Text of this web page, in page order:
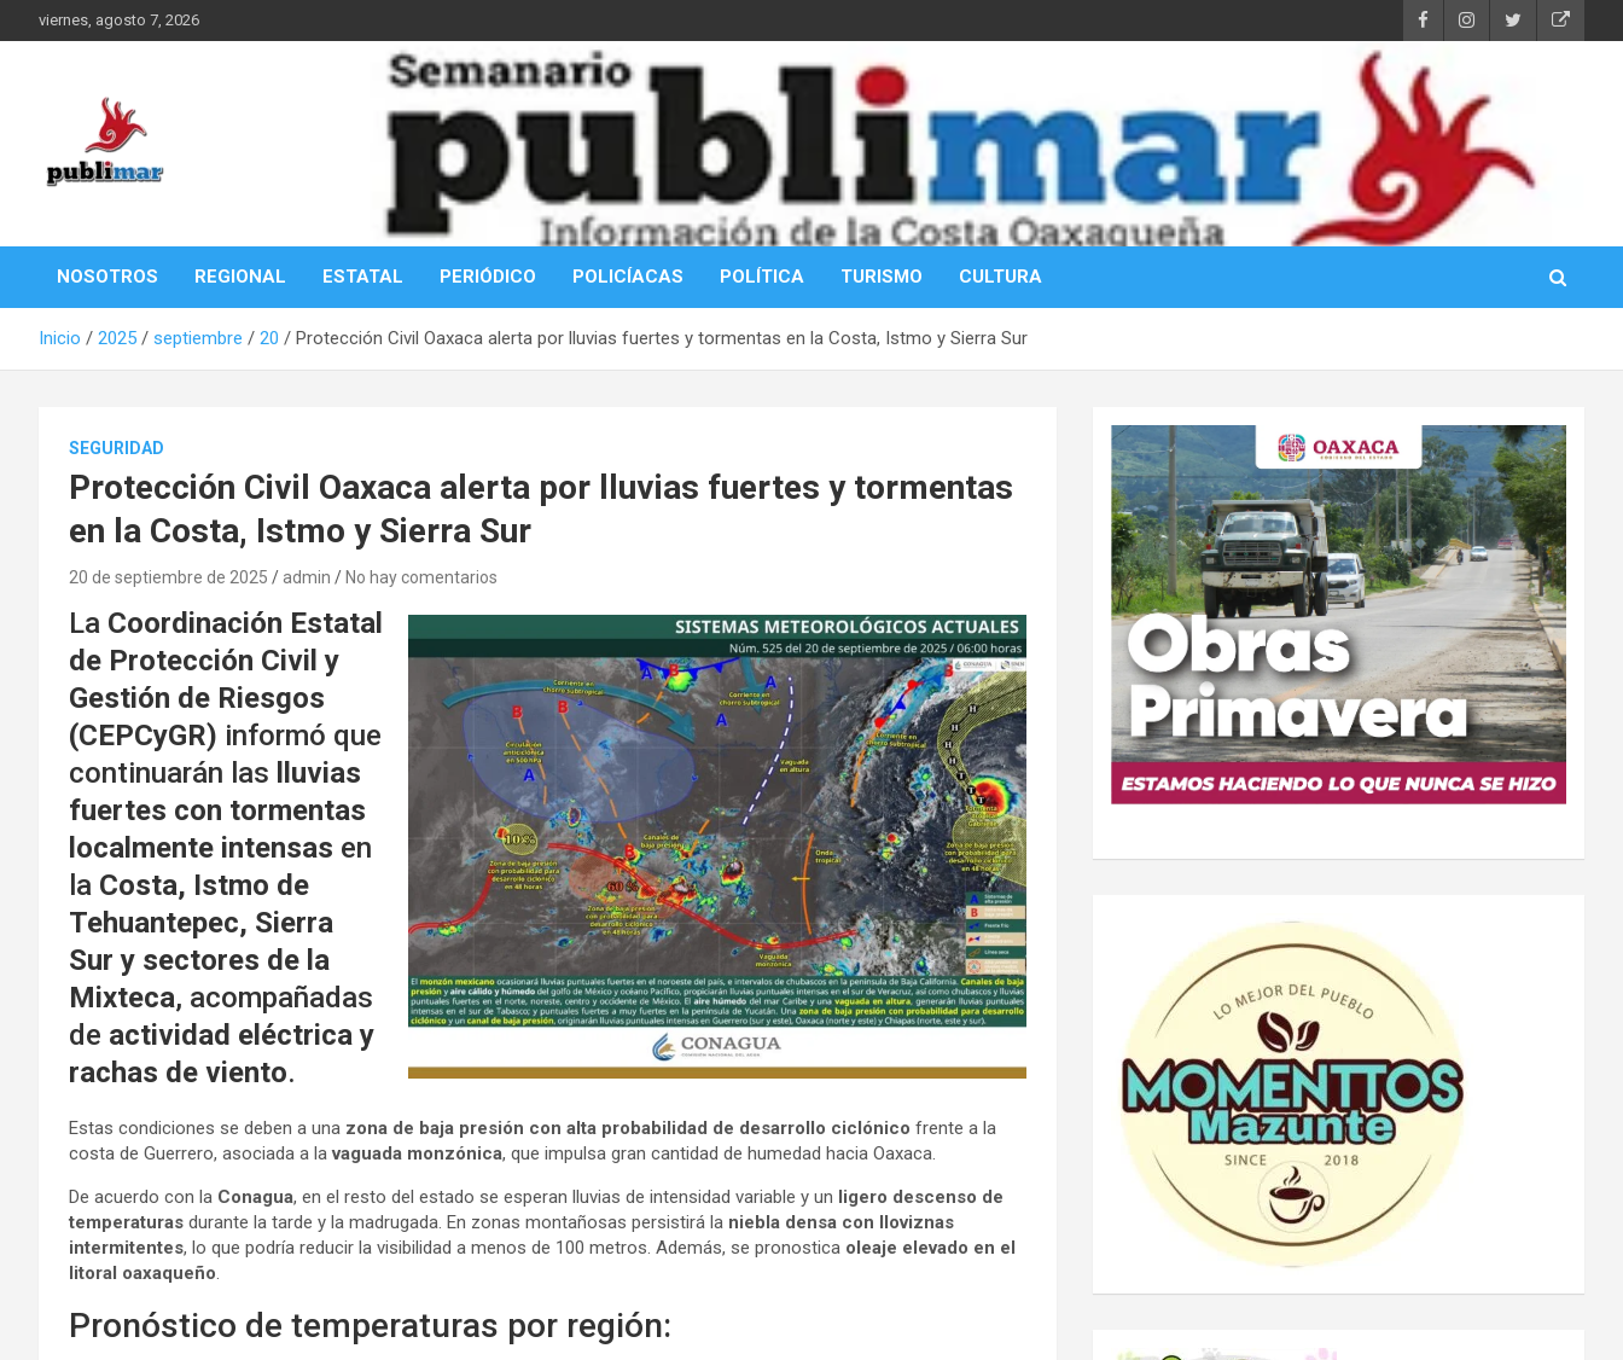
al
viernes, agosto 7, 2026
PubliMar
NOSOTROS REGIONAL ESTATAL PERIÓDICO POLICÍACAS POLÍTICA TURISMO CULTURA
Inicio 2025 septiembre 20 Protección Civil Oaxaca alerta por lluvias fuertes y tormentas en la Costa, Istmo y Sierra Sur
SEGURIDAD
Protección Civil Oaxaca alerta por lluvias fuertes y tormentas
en la Costa, Istmo y Sierra Sur
20 de septiembre de 2025 admin No hay comentarios
La Coordinación Estatal
de Protección Civil y
Gestión de Riesgos
(CEPCyGR) informó que
continuarán las
lluvias
fuertes con tormentas
localmente intensas en
la Costa, Istmo de
Tehuantepec, Sierra
Sur y sectores de la
Mixteca, acompañadas
de actividad eléctrica y
rachas de viento.
Estas condiciones se deben a una zona de baja presión con alta probabilidad de desarrollo ciclónico frente a la
costa de Guerrero, asociada a lavaguada monzónica, que impulsa gran cantidad de humedad hacia Oaxaca.
De acuerdo con la Conagua, en el resto del estado se esperan lluvias de intensidad variable y un ligero descenso de
temperaturas durante la tarde y la madrugada. En zonas montañosas persistirá la niebla densa con lloviznas
intermitentes, lo que podría reducir la visibilidad a menos de 100 metros. Además, se pronostica oleaje elevado en el
litoral oaxaqueño.
Pronóstico de temperaturas por región: